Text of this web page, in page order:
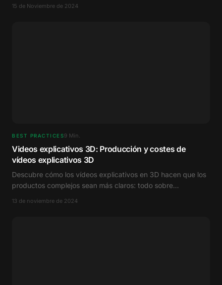
15 de Noviembre de 2024
BEST PRACTICES9 Min.
Videos explicativos 3D: Producción y costes de
vídeos explicativos 3D
Descubre cómo los vídeos explicativos en 3D hacen que los
productos complejos sean más claros: todo sobre
13 de noviembre de 2024